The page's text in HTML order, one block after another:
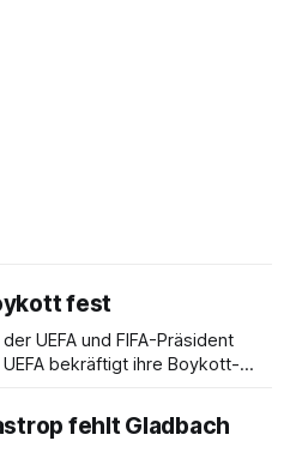
fest
UEFA und FIFA-Präsident
bekräftigt ihre Boykott-
fehlt Gladbach